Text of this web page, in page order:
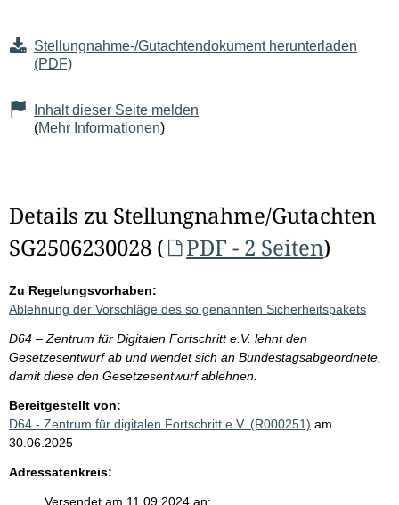
Stellungnahme-/Gutachtendokument herunterladen
(PDF)
Inhalt dieser Seite melden
(Mehr Informationen)
Details zu Stellungnahme/Gutachten
SG2506230028 (
PDF - 2 Seiten)
Zu Regelungsvorhaben:
Ablehnung der Vorschläge des so genannten Sicherheitspakets
D64 – Zentrum für Digitalen Fortschritt e.V. lehnt den
Gesetzesentwurf ab und wendet sich an Bundestagsabgeordnete,
damit diese den Gesetzesentwurf ablehnen.
Bereitgestellt von:
D64 - Zentrum für digitalen Fortschritt e.V. (R000251) am
30.06.2025
Adressatenkreis:
Versendet am 11.09.2024 an: